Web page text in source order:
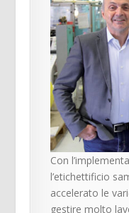
Con
l’etichettificio
accelerato le
gestire molto